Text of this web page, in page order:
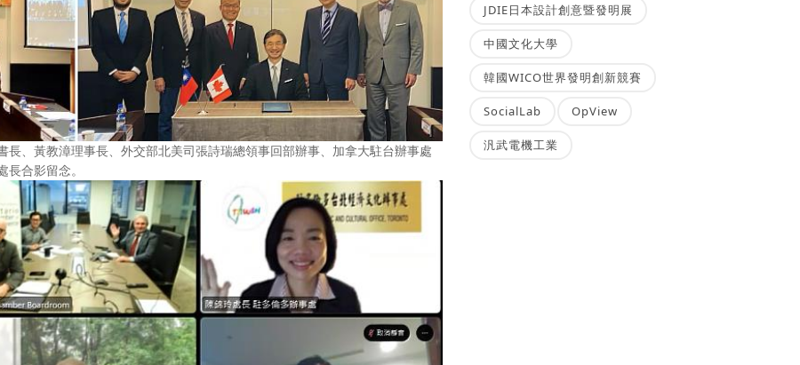
、黃教漳理事長、外交部北美司張詩瑞總領事回部辦事、加拿大駐台辦事處
合影留念。
JDIE日本設計創意暨發明展
中國文化大學
韓國WICO世界發明創新競賽
SocialLab OpView
汎武電機工業